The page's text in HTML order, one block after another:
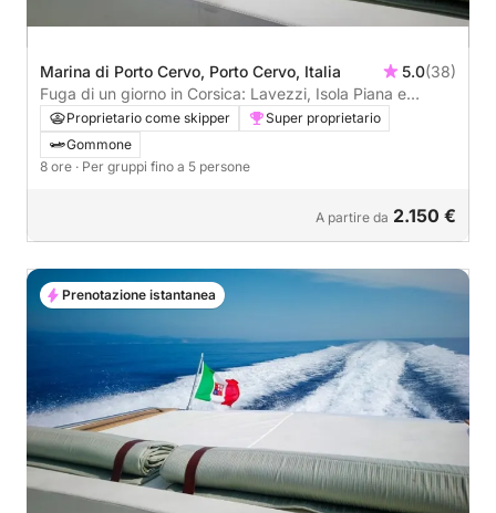
Marina di Porto Cervo, Porto Cervo, Italia 5.0(38)
Fuga di un giorno in Corsica: Lavezzi, Isola Piana e
Bonifacio
Proprietario come skipper
Super proprietario
Gommone
8 ore · Per gruppi fino a 5 persone
A partire da 2.150 €
Prenotazione istantanea